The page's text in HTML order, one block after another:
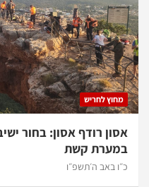
מחוץ לחריש
אסון רודף אסון: בחור
במערת קשת
כ״ו באב ה׳תשפ״ו